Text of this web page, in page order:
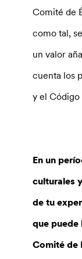
Comité de
como tal,
un valor
cuenta los
y el
En un
culturales
de tu
que puede
Comité de